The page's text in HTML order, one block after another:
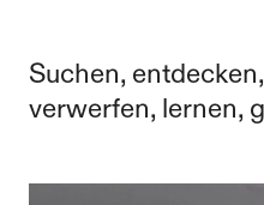
Suchen,
verwerfen, lernen,